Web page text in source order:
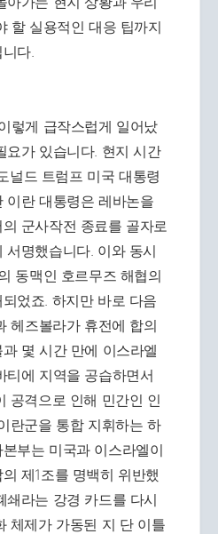
할 실용적인 대응 팁까지
다.
렇게 급작스럽게 일어났
요가 있습니다. 현지 시간
널드 트럼프 미국 대통령
이란 대통령은 레바논을
군사작전 종료를 골자로
명했습니다. 이와 동시
동맥인 호르무즈 해협의
었죠. 하지만 바로 다음
헤즈볼라가 휴전에 합의
몇 시간 만에 이스라엘
티에 지역을 공습하면서
공격으로 인해 민간인 인
란군을 통합 지휘하는 하
부는 미국과 이스라엘이
제1조를 명백히 위반했
쇄라는 강경 카드를 다시
체제가 가동된 지 단 이틀